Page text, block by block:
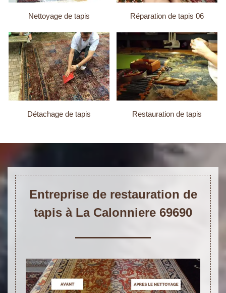
Nettoyage de tapis Réparation de tapis 06
Détachage de tapis Restauration de tapis
Entreprise de restauration de
tapis à La Calonniere 69690